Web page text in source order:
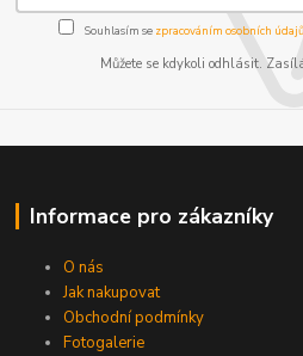
Souhlasím se zpracováním osobních údajů
Můžete se kdykoli odhlásit.
Informace pro zákazníky
O nás
Jak nakupovat
Obchodní podmínky
Fotogalerie